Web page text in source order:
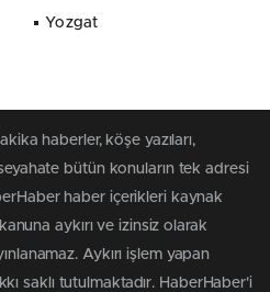
Yozgat
haberler, köşe yazıları,
bütün konuların tek adresi
haber içerikleri kaynak
aykırı ve izinsiz olarak
Aykırı işlem yapan
saklı tutulmaktadır. HaberHaber'i